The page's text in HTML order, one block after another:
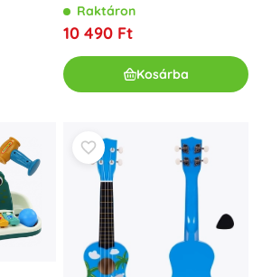
Raktáron
10 490 Ft
Kosárba